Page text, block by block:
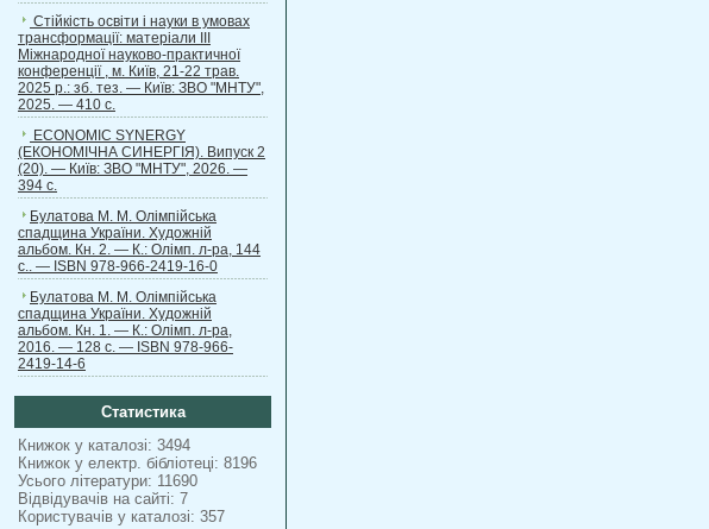
Стійкість освіти і науки в умовах
трансформації: матеріали ІІІ
Міжнародної науково-практичної
конференції , м. Київ, 21-22 трав.
2025 р.: зб. тез. — Київ: ЗВО "МНТУ",
2025. — 410 с.
ECONOMIC SYNERGY
(ЕКОНОМІЧНА СИНЕРГІЯ). Випуск 2
(20). — Київ: ЗВО "МНТУ", 2026. —
394 с.
Булатова М. М. Олімпійська
спадщина України. Художній
альбом. Кн. 2. — К.: Олімп. л-ра, 144
с.. — ISBN 978-966-2419-16-0
Булатова М. М. Олімпійська
спадщина України. Художній
альбом. Кн. 1. — К.: Олімп. л-ра,
2016. — 128 с. — ISBN 978-966-
2419-14-6
Статистика
Книжок у каталозі: 3494
Книжок у електр. бібліотеці: 8196
Усього літератури: 11690
Відвідувачів на сайті: 7
Користувачів у каталозі: 357